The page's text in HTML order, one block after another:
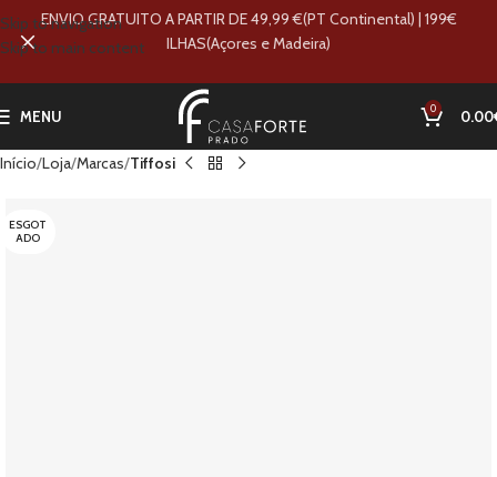
Skip to navigation
Skip to main content
MENU 0 0.00
Início Loja Marcas Tiffosi
ESGOT
ADO
ENVIO GRATUITO A PARTIR DE 49,99 €(PT Continental) | 199€
ILHAS(Açores e Madeira)